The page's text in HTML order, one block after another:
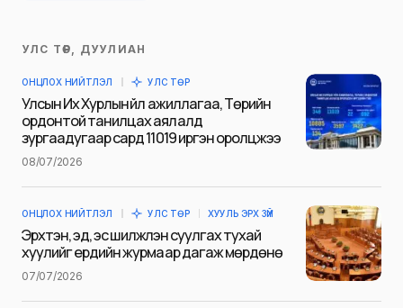
Таны имэйл хаягийг нийтлэхгүй.
тэмдэглэсэн
Сэтгэгдэл*
Name
УЛС ТӨР, ДУУЛИАН
ОНЦЛОХ НИЙТЛЭЛ УЛС ТӨР
Улсын Их Хурлын үйл ажиллагаа, Төрийн
ордонтой танилцах аялалд
зургаадугаар сард 11019 иргэн оролцжээ
08/07/2026
ОНЦЛОХ НИЙТЛЭЛ УЛС ТӨР ХУУЛЬ ЭРХ ЗҮЙ
Эрхтэн, эд, эс шилжүүлэн суулгах тухай
хуулийг ердийн журмаар дагаж мөрдөнө
07/07/2026